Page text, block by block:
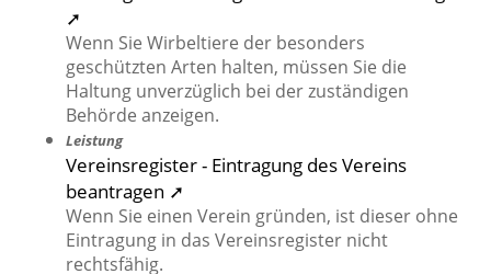
➚
Wenn Sie Wirbeltiere der besonders
geschützten Arten halten, müssen Sie die
Haltung unverzüglich bei der zuständigen
Behörde anzeigen.
Leistung
Vereinsregister - Eintragung des Vereins
beantragen ➚
Wenn Sie einen Verein gründen, ist dieser ohne
Eintragung in das Vereinsregister nicht
rechtsfähig.